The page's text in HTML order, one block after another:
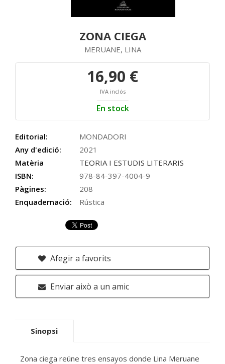
ZONA CIEGA
MERUANE, LINA
16,90 €
IVA inclós
En stock
Editorial:
MONDADORI
Any d'edició:
2021
Matèria
TEORIA I ESTUDIS LITERARIS
ISBN:
978-84-397-4004-9
Pàgines:
208
Enquadernació:
Rústica
Afegir a favorits
Enviar això a un amic
Sinopsi
Zona ciega reúne tres ensayos donde Lina Meruane